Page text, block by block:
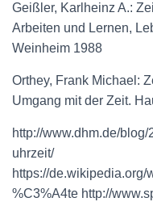
Geißler, Karlheinz A.:
Arbeiten und Lernen,
Weinheim 1988
Orthey, Frank Michael:
Umgang mit der Zeit.
http://www.dhm.de/
uhrzeit/
https://
%C3%A4te http://